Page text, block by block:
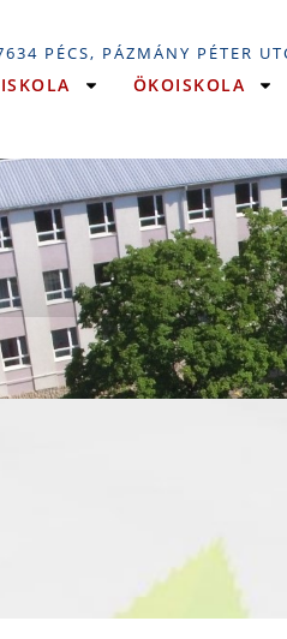
PÉCS, PÁZMÁNY PÉTER
ISKOLA ÖKOISKOLA